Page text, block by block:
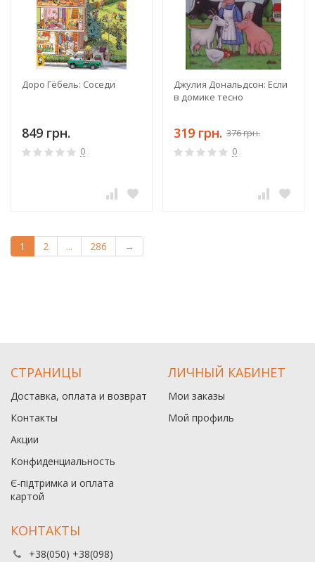
Доро Гёбель: Соседи
849 грн.
0
Джулия Дональдсон: Если
в домике тесно
319 грн. 376 грн.
0
1 2 ... 286 →
СТРАНИЦЫ
Доставка, оплата и возврат
Контакты
Акции
Конфиденциальность
Є-підтримка и оплата
картой
ЛИЧНЫЙ КАБИНЕТ
Мои заказы
Мой профиль
КОНТАКТЫ
+38(050) +38(098)